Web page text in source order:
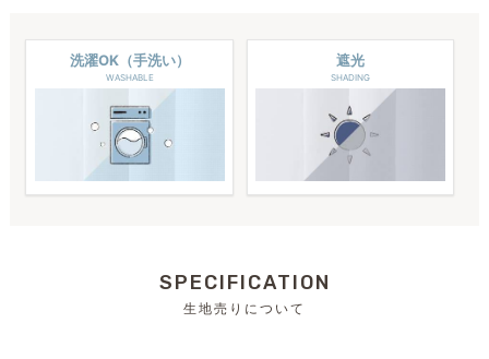
洗濯OK（手洗い）
WASHABLE
遮光
SHADING
SPECIFICATION
生地売りについて